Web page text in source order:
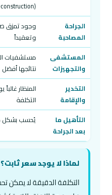
(Reconstruction) بطعم — الثاني أكثر تكلفةً
الجراحة
المصاحبة
وجود تمزق
وتعقيداً
المستشفى
والتجهيزات
مستشفيات
نتائجها أفضل
التخدير
والإقامة
المنظار
التكلفة
التأهيل ما
بعد الجراحة
يُحسب بشكل
لماذا لا يوجد سعر ثابت؟
التكلفة الدقيقة لا يمكن